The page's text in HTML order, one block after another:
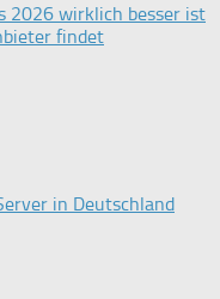
2026 wirklich besser ist
findet
in Deutschland